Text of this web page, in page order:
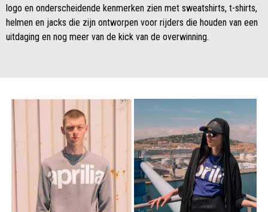
logo en onderscheidende kenmerken zien met sweatshirts, t-shirts,
helmen en jacks die zijn ontworpen voor rijders die houden van een
uitdaging en nog meer van de kick van de overwinning.